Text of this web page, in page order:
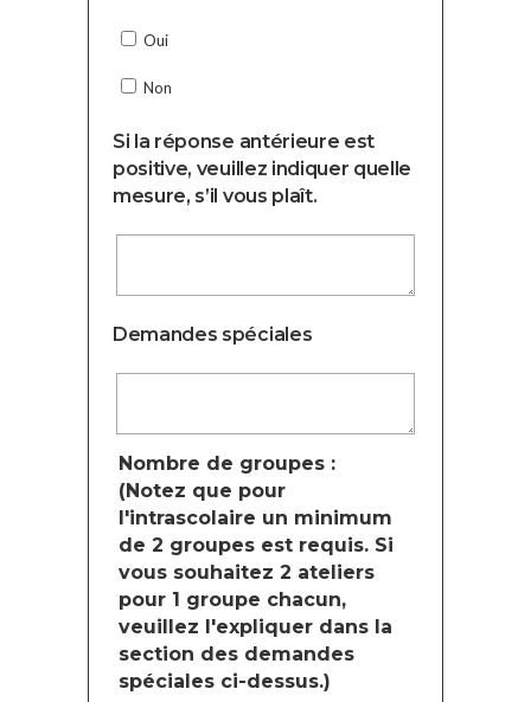
Oui
Non
Si la réponse antérieure est
positive, veuillez indiquer quelle
mesure, s’il vous plaît.
Demandes spéciales
Nombre de groupes :
(Notez que pour
l'intrascolaire un minimum
de 2 groupes est requis. Si
vous souhaitez 2 ateliers
pour 1 groupe chacun,
veuillez l'expliquer dans la
section des demandes
spéciales ci-dessus.)